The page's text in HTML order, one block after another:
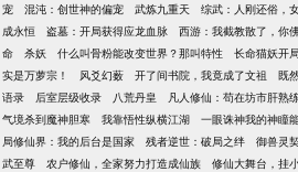
宠
混沌：创世神的偏宠 武炼九重天 综武：人刚还俗，
成永恒
盗墓：开局获得应龙血脉 西游：我截教散了，你
命
杀妖 什么叫骨粉能改变世界？那叫特性 长命猫妖开
实是万萝宗！
风爻幻薮 开了间书院，我竟成了文祖 既
语录
后室层级收录 八荒丹皇 凡人修仙：苟在坊市肝熟
气境杀到魔神胆寒
我靠悟性纵横江湖 一眼诛神我的神瞳
局修仙界：我的后台是国家
残者逆世：破局之绊 御兽灵
武至尊
农户修仙，全家努力打造成仙族 修仙大舞台，挂